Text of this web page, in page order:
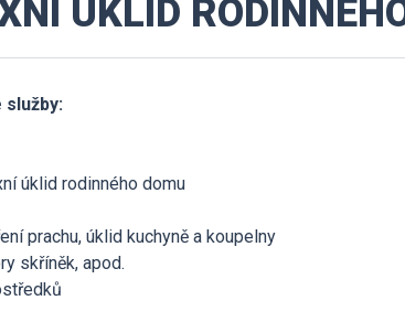
ÚKLID
služby:
úklid rodinného domu
prachu, úklid kuchyně a koupelny
skříněk, apod.